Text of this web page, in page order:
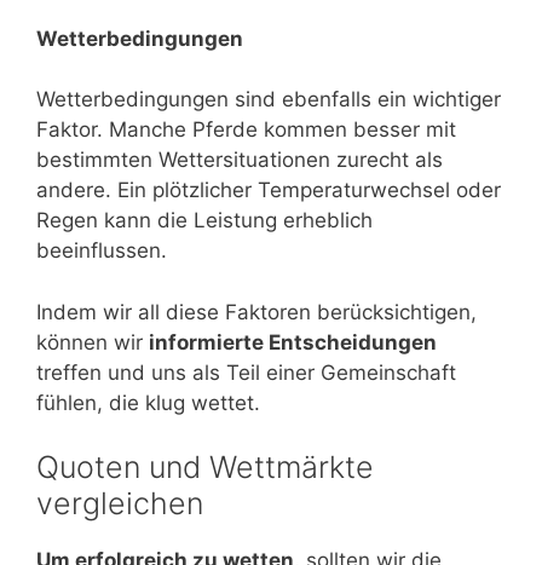
Wetterbedingungen
Wetterbedingungen sind ebenfalls ein wichtiger
Faktor. Manche Pferde kommen besser mit
bestimmten Wettersituationen zurecht als
andere. Ein plötzlicher Temperaturwechsel oder
Regen kann die Leistung erheblich
beeinflussen.
Indem wir all diese Faktoren berücksichtigen,
können wir informierte Entscheidungen
treffen und uns als Teil einer Gemeinschaft
fühlen, die klug wettet.
Quoten und Wettmärkte
vergleichen